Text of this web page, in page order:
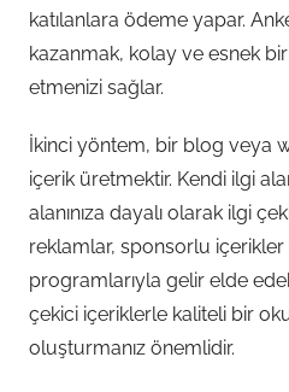
katılanlara ödeme yapar.
kazanmak, kolay ve esnek
etmenizi sağlar.
İkinci yöntem, bir blog veya
içerik üretmektir. Kendi ilgi
alanınıza dayalı olarak ilgi
reklamlar, sponsorlu içerikler
programlarıyla gelir elde
çekici içeriklerle kaliteli bir
oluşturmanız önemlidir.